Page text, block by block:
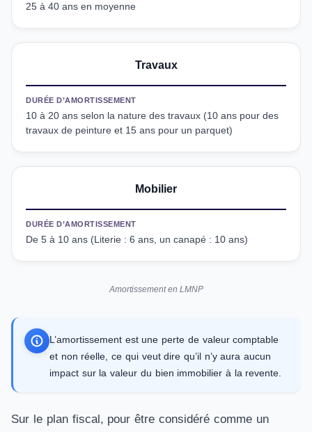
25 à 40 ans en moyenne
Travaux
DURÉE D’AMORTISSEMENT
10 à 20 ans selon la nature des travaux (10 ans pour des
travaux de peinture et 15 ans pour un parquet)
Mobilier
DURÉE D’AMORTISSEMENT
De 5 à 10 ans (Literie : 6 ans, un canapé : 10 ans)
Amortissement en LMNP
L’amortissement est une perte de valeur comptable
et non réelle, ce qui veut dire qu’il n’y aura aucun
impact sur la valeur du bien immobilier à la revente.
Sur le plan fiscal, pour être considéré comme un